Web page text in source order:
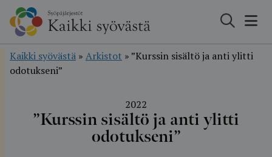
Hyppää
sisältöön
Kaikki syövästä » Arkistot »”Kurssin sisältö ja anti ylitti
odotukseni”
2022
”Kurssin sisältö ja anti ylitti
odotukseni”